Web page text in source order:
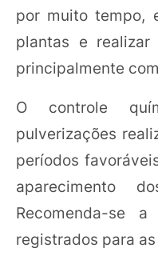
por muito tempo,
plantas e realizar
principalmente
O controle
pulverizações
períodos
aparecimento
Recomenda-se
registrados para